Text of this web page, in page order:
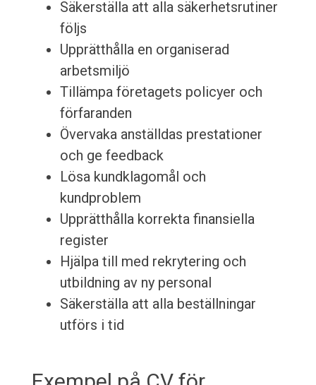
Säkerställa att alla säkerhetsrutiner
följs
Upprätthålla en organiserad
arbetsmiljö
Tillämpa företagets policyer och
förfaranden
Övervaka anställdas prestationer
och ge feedback
Lösa kundklagomål och
kundproblem
Upprätthålla korrekta finansiella
register
Hjälpa till med rekrytering och
utbildning av ny personal
Säkerställa att alla beställningar
utförs i tid